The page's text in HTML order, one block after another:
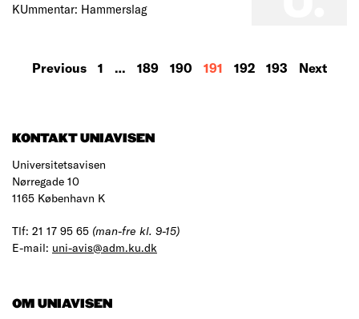
KUmmentar: Hammerslag
MOREPrevious 1 … 189 190 191 192 193 Next
KONTAKT UNIAVISEN
Universitetsavisen
Nørregade 10
1165 København K
Tlf: 21 17 95 65 (man-fre kl. 9-15)
E-mail: uni-avis@adm.ku.dk
OM UNIAVISEN